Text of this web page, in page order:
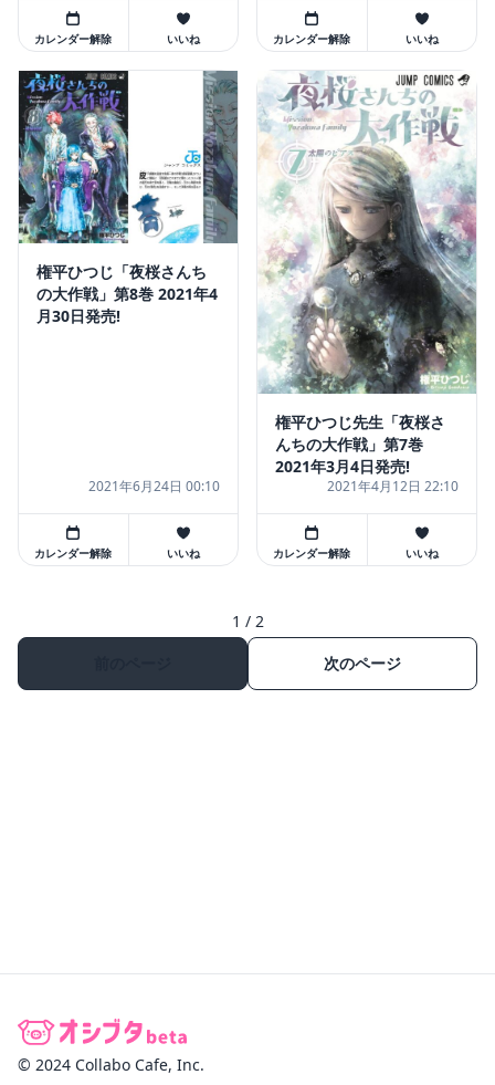
カレンダー解除 いいね カレンダー解除 いいね
権平ひつじ「夜桜さんち
の大作戦」第8巻 2021年4
月30日発売!
2021年6月24日 00:10
カレンダー解除 いいね
権平ひつじ先生「夜桜さ
んちの大作戦」第7巻
2021年3月4日発売!
2021年4月12日 22:10
カレンダー解除 いいね
1 / 2
次のページ
© 2024 Collabo Cafe, Inc.